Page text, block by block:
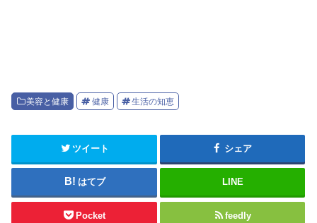
美容と健康 健康 生活の知恵
ツイート シェア
はてブ LINE
Pocket feedly